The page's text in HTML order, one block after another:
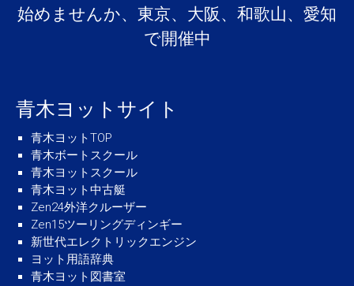
始めませんか、東京、大阪、和歌山、愛知
で開催中
青木ヨットサイト
青木ヨットTOP
青木ボートスクール
青木ヨットスクール
青木ヨット中古艇
Zen24外洋クルーザー
Zen15ツーリングディンギー
新世代エレクトリックエンジン
ヨット用語辞典
青木ヨット図書室